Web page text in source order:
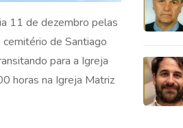
11 de dezembro pelas
de Santiago
para a Igreja
horas na Igreja Matriz